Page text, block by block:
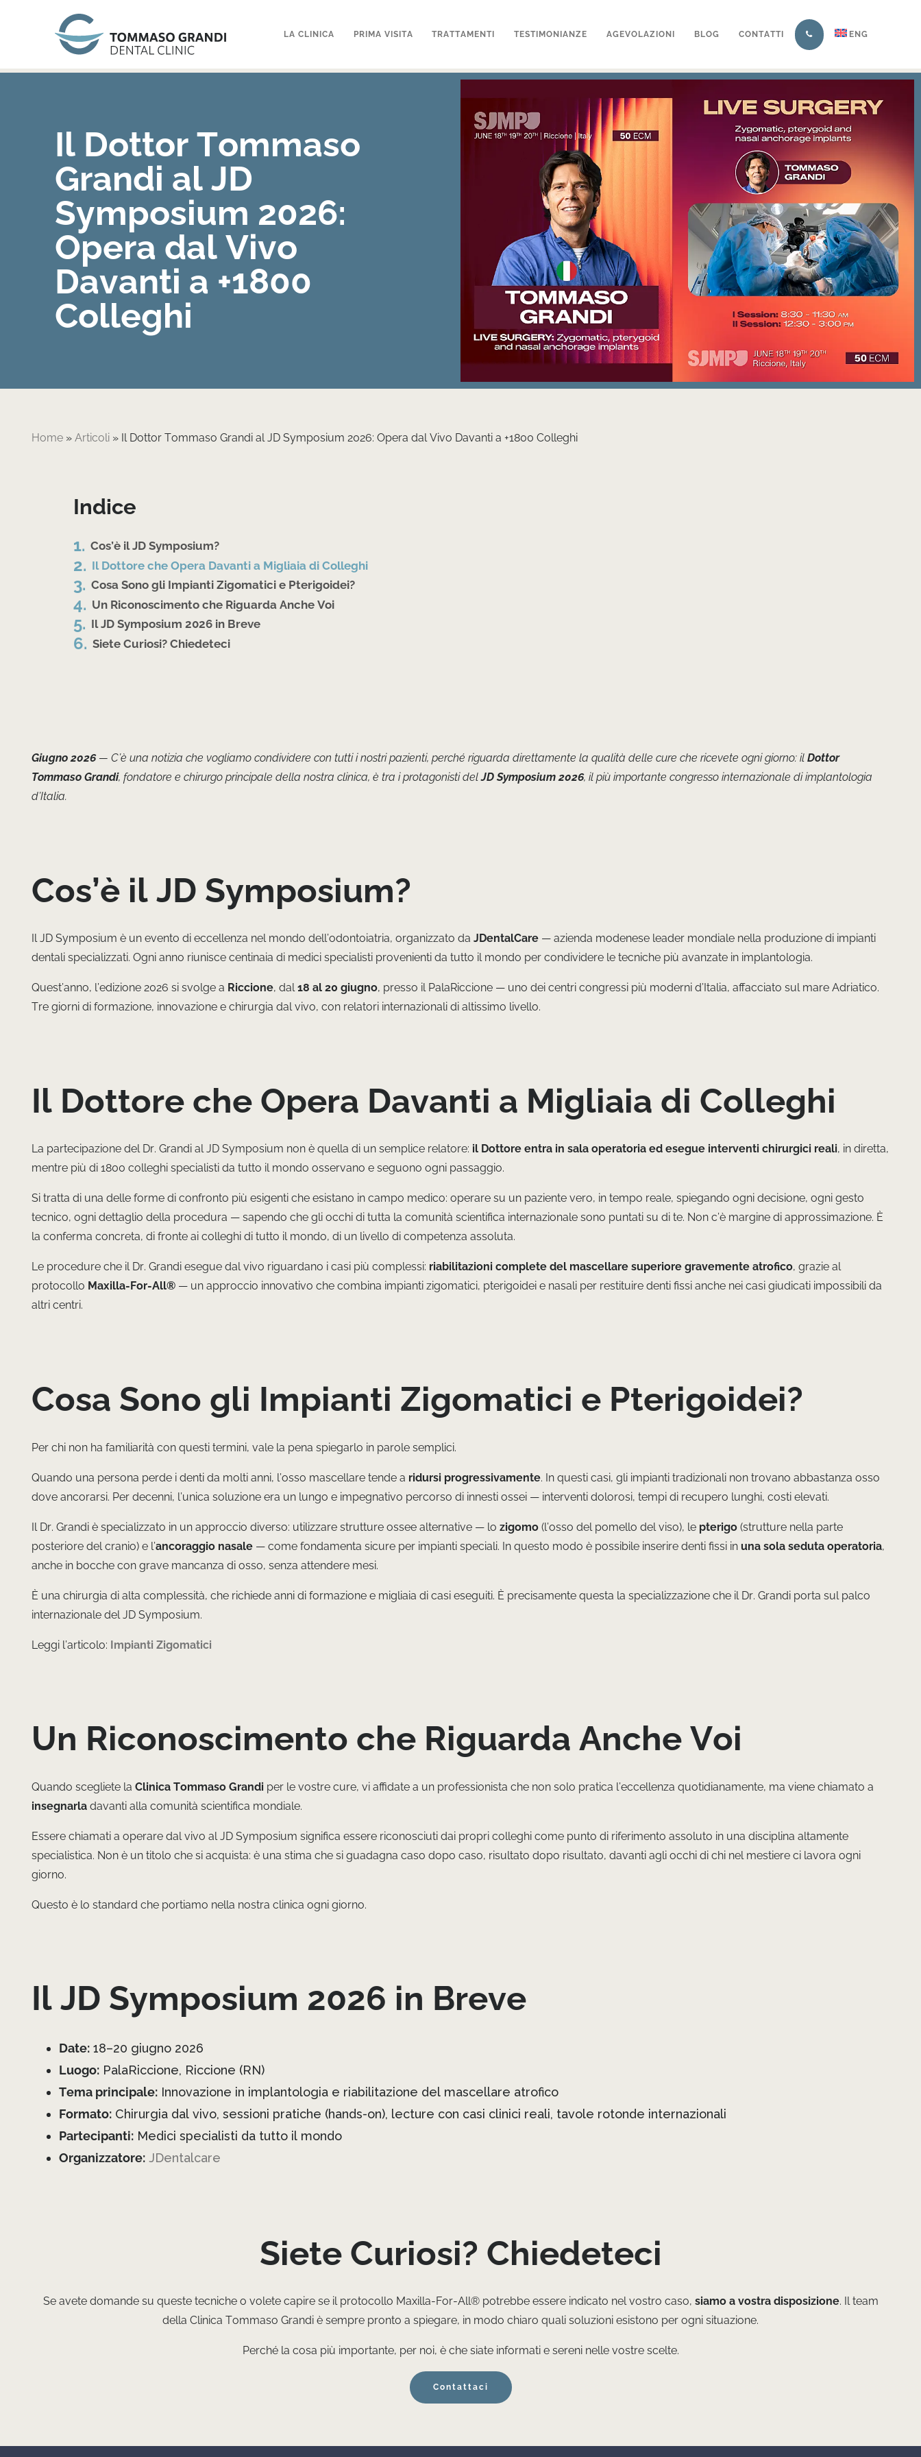
LA CLINICA PRIMA VISITA TRATTAMENTI TESTIMONIANZE AGEVOLAZIONI BLOG CONTATTI ENG
Il Dottor Tommaso
Grandi al JD
Symposium 2026:
Opera dal Vivo
Davanti a +1800
Colleghi
Home » Articoli » Il Dottor Tommaso Grandi al JD Symposium 2026: Opera dal Vivo Davanti a +1800 Colleghi
Indice
Cos’è il JD Symposium?
Il Dottore che Opera Davanti a Migliaia di Colleghi
Cosa Sono gli Impianti Zigomatici e Pterigoidei?
Un Riconoscimento che Riguarda Anche Voi
Il JD Symposium 2026 in Breve
Siete Curiosi? Chiedeteci
Giugno 2026— C’è una notizia che vogliamo condividere con tutti i nostri pazienti, perché riguarda direttamente la qualità delle cure che ricevete ogni giorno: il Dottor
Tommaso Grandi, fondatore e chirurgo principale della nostra clinica, è tra i protagonisti delJD Symposium 2026, il più importante congresso internazionale di implantologia
d’Italia.
Cos’è il JD Symposium?
Il JD Symposium è un evento di eccellenza nel mondo dell’odontoiatria, organizzato da JDentalCare — azienda modenese leader mondiale nella produzione di impianti
dentali specializzati. Ogni anno riunisce centinaia di medici specialisti provenienti da tutto il mondo per condividere le tecniche più avanzate in implantologia.
Quest’anno, l’edizione 2026 si svolge a Riccione, dal18 al 20 giugno, presso il PalaRiccione — uno dei centri congressi più moderni d’Italia, affacciato sul mare Adriatico.
Tre giorni di formazione, innovazione e chirurgia dal vivo, con relatori internazionali di altissimo livello.
Il Dottore che Opera Davanti a Migliaia di Colleghi
La partecipazione del Dr. Grandi al JD Symposium non è quella di un semplice relatore: il Dottore entra in sala operatoria ed esegue interventi chirurgici reali, in diretta,
mentre più di 1800 colleghi specialisti da tutto il mondo osservano e seguono ogni passaggio.
Si tratta di una delle forme di confronto più esigenti che esistano in campo medico: operare su un paziente vero, in tempo reale, spiegando ogni decisione, ogni gesto
tecnico, ogni dettaglio della procedura — sapendo che gli occhi di tutta la comunità scientifica internazionale sono puntati su di te. Non c’è margine di approssimazione. È
la conferma concreta, di fronte ai colleghi di tutto il mondo, di un livello di competenza assoluta.
Le procedure che il Dr. Grandi esegue dal vivo riguardano i casi più complessi: riabilitazioni complete del mascellare superiore gravemente atrofico, grazie al
protocollo Maxilla-For-All® — un approccio innovativo che combina impianti zigomatici, pterigoidei e nasali per restituire denti fissi anche nei casi giudicati impossibili da
altri centri.
Cosa Sono gli Impianti Zigomatici e Pterigoidei?
Per chi non ha familiarità con questi termini, vale la pena spiegarlo in parole semplici.
Quando una persona perde i denti da molti anni, l’osso mascellare tende a ridursi progressivamente. In questi casi, gli impianti tradizionali non trovano abbastanza osso
dove ancorarsi. Per decenni, l’unica soluzione era un lungo e impegnativo percorso di innesti ossei — interventi dolorosi, tempi di recupero lunghi, costi elevati.
Il Dr. Grandi è specializzato in un approccio diverso: utilizzare strutture ossee alternative — lo zigomo (l’osso del pomello del viso), le pterigo (strutture nella parte
posteriore del cranio) e l’ancoraggio nasale — come fondamenta sicure per impianti speciali. In questo modo è possibile inserire denti fissi in una sola seduta operatoria,
anche in bocche con grave mancanza di osso, senza attendere mesi.
È una chirurgia di alta complessità, che richiede anni di formazione e migliaia di casi eseguiti. È precisamente questa la specializzazione che il Dr. Grandi porta sul palco
internazionale del JD Symposium.
Leggi l’articolo: Impianti Zigomatici
Un Riconoscimento che Riguarda Anche Voi
Quando scegliete la Clinica Tommaso Grandi per le vostre cure, vi affidate a un professionista che non solo pratica l’eccellenza quotidianamente, ma viene chiamato a
insegnarla davanti alla comunità scientifica mondiale.
Essere chiamati a operare dal vivo al JD Symposium significa essere riconosciuti dai propri colleghi come punto di riferimento assoluto in una disciplina altamente
specialistica. Non è un titolo che si acquista: è una stima che si guadagna caso dopo caso, risultato dopo risultato, davanti agli occhi di chi nel mestiere ci lavora ogni
giorno.
Questo è lo standard che portiamo nella nostra clinica ogni giorno.
Il JD Symposium 2026 in Breve
Date: 18–20 giugno 2026
Luogo: PalaRiccione, Riccione (RN)
Tema principale: Innovazione in implantologia e riabilitazione del mascellare atrofico
Formato: Chirurgia dal vivo, sessioni pratiche (hands-on), lecture con casi clinici reali, tavole rotonde internazionali
Partecipanti: Medici specialisti da tutto il mondo
Organizzatore: JDentalcare
Siete Curiosi? Chiedeteci
Se avete domande su queste tecniche o volete capire se il protocollo Maxilla-For-All® potrebbe essere indicato nel vostro caso, siamo a vostra disposizione. Il team
della Clinica Tommaso Grandi è sempre pronto a spiegare, in modo chiaro quali soluzioni esistono per ogni situazione.
Perché la cosa più importante, per noi, è che siate informati e sereni nelle vostre scelte.
Contattaci